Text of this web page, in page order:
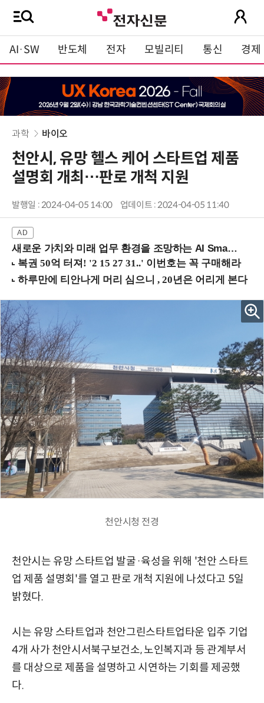
AI·SW 반도체 전자 모빌리티 통신 경제
과학 바이오
천안시, 유망 헬스 케어 스타트업 제품
설명회 개최…판로 개척 지원
발행일 : 2024-04-05 14:00 업데이트 : 2024-04-05 11:40
새로운 가치와 미래 업무 환경을 조망하는 AI Smart Work Summit 2026 (9/11 코엑스)
천안시청 전경
천안시는 유망 스타트업 발굴·육성을 위해 '천안 스타트
업 제품 설명회'를 열고 판로 개척 지원에 나섰다고 5일
밝혔다.
시는 유망 스타트업과 천안그린스타트업타운 입주 기업
4개 사가 천안시서북구보건소, 노인복지과 등 관계부서
를 대상으로 제품을 설명하고 시연하는 기회를 제공했
다.